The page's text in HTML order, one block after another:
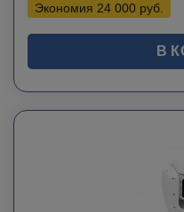
Экономия 24 000 руб.
В